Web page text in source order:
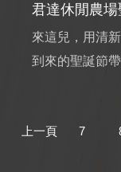
君達休閒農
來這兒，用清
到來的聖誕節
上一頁 7